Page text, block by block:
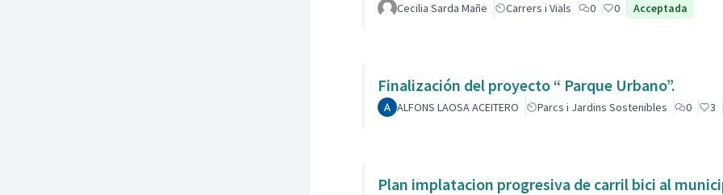
Cecilia Sarda Mañe Carrers i Vials 0 0 Acceptada
Finalización del proyecto “ Parque Urbano”.
ALFONS LAOSA ACEITERO Parcs i Jardins Sostenibles 0 3
Plan implatacion progresiva de carril bici al